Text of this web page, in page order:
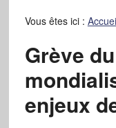
Vous êtes ici :
Grève
enjeux